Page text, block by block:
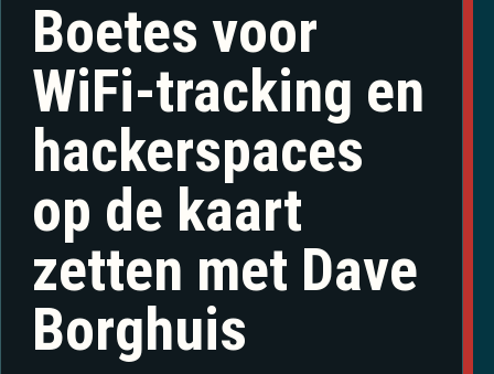
Boetes voor
WiFi-tracking en
hackerspaces
op de kaart
zetten met Dave
Borghuis